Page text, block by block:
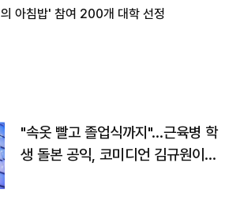
아침밥' 참여 200개 대학 선정
"속옷 빨고 졸업식까지"…근육병 학
생 돌본 공익, 코미디언 김규원이었